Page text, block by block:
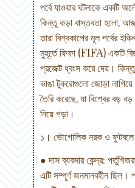
পর্বে যাওয়ার ঘটনাকে একটি
কিন্তু কড়া বাস্তবতা হলো,
তারা বিশ্বকাপের মূল পর্বের
মুহূর্তে ফিফা (FIFA) একটি
প্রজেক্ট ধ্বংস করে দেয়। কিন্তু
ভাঙা টুকরোগুলো জোড়া
তৈরি করেছে, যা বিশ্বের বড়
নিয়ে গড়া।
১। ভৌগোলিক নরক ও
● দাস ব্যবসার কেন্দ্র:
এটি সম্পূর্ণ জনমানবহীন ছিল।